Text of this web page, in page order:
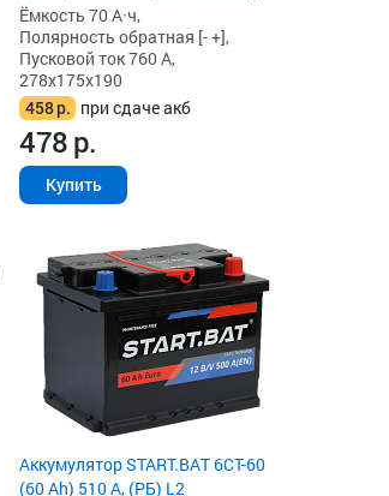
Ёмкость 70 А·ч,
Полярность обратная [- +],
Пусковой ток 760 А,
278x175x190
458р. при сдаче акб
478р.
Купить
Аккумулятор START.BAT 6СТ-60
(60 Ah) 510 А, (РБ) L2